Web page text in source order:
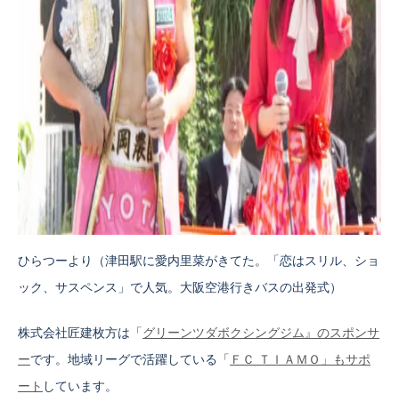
ひらつーより（津田駅に愛内里菜がきてた。「恋はスリル、ショ
ック、サスペンス」で人気。大阪空港行きバスの出発式）
株式会社匠建枚方は「グリーンツダボクシングジム』のスポンサ
ーです。地域リーグで活躍している「 ＦＣ ＴＩＡＭＯ」もサポ
ート しています。